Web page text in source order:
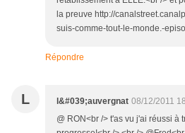
la preuve http://
suis-comme-tout-le-monde.-
Répondre
L l&#039;auvergnat 08/12/2011
@ RON<br /> t'as vu j'ai réussi à